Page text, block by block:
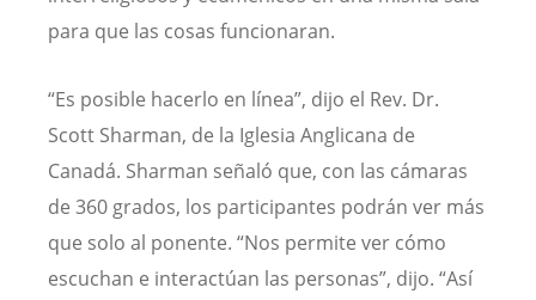
para que las cosas funcionaran.
“Es posible hacerlo en línea”, dijo el Rev. Dr.
Scott Sharman, de la Iglesia Anglicana de
Canadá. Sharman señaló que, con las cámaras
de 360 grados, los participantes podrán ver más
que solo al ponente. “Nos permite ver cómo
escuchan e interactúan las personas”, dijo. “Así